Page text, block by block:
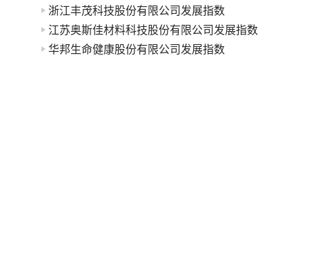
浙江丰茂科技股份有限公司发展指数
江苏奥斯佳材料科技股份有限公司发展指数
华邦生命健康股份有限公司发展指数